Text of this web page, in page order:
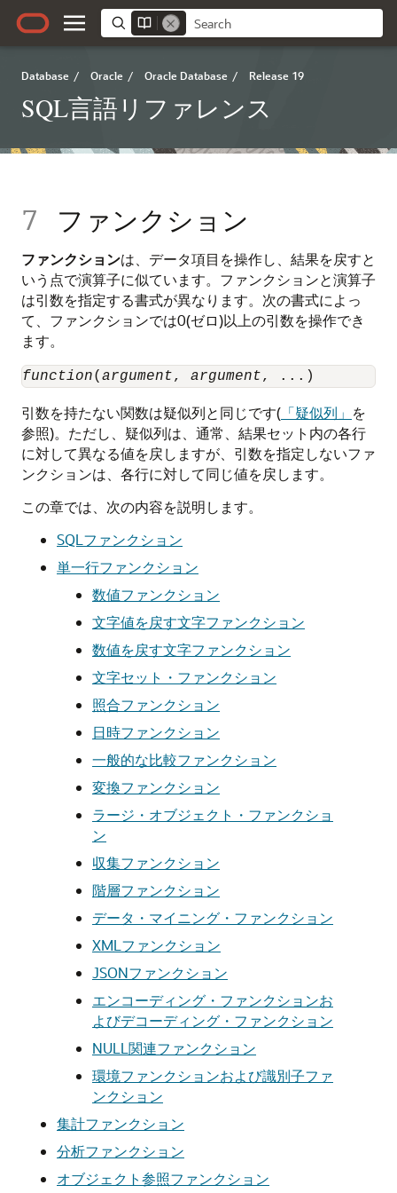
Database / Oracle / Oracle Database / Release 19
SQL言語リファレンス
7 ファンクション
ファンクションは、データ項目を操作し、結果を戻すと
いう点で演算子に似ています。ファンクションと演算子
は引数を指定する書式が異なります。次の書式によっ
て、ファンクションでは0(ゼロ)以上の引数を操作でき
ます。
function( argument, argument
引数を持たない関数は疑似列と同じです( 「疑似列」 を
参照)。ただし、疑似列は、通常、結果セット内の各行
に対して異なる値を戻しますが、引数を指定しないファ
ンクションは、各行に対して同じ値を戻します。
この章では、次の内容を説明します。
SQLファンクション
単一行ファンクション
数値ファンクション
文字値を戻す文字ファンクション
数値を戻す文字ファンクション
文字セット・ファンクション
照合ファンクション
日時ファンクション
一般的な比較ファンクション
変換ファンクション
ラージ・オブジェクト・ファンクショ
ン
収集ファンクション
階層ファンクション
データ・マイニング・ファンクション
XMLファンクション
JSONファンクション
エンコーディング・ファンクションお
よびデコーディング・ファンクション
NULL関連ファンクション
環境ファンクションおよび識別子ファ
ンクション
集計ファンクション
分析ファンクション
オブジェクト参照ファンクション